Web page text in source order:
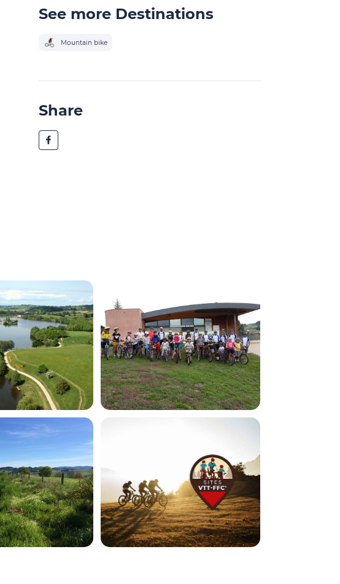
See more Destinations
Mountain bike
Share